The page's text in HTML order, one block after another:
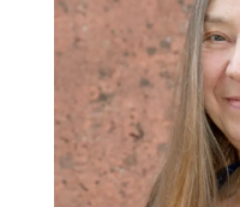
Margita Binder